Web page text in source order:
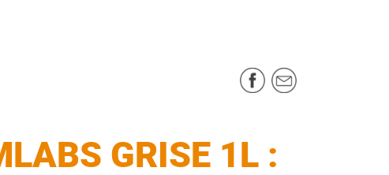
GRISE 1L :